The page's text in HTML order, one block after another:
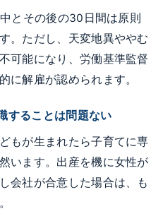
とその後の30日間は原則
。ただし、天変地異ややむ
可能になり、労働基準監督
に解雇が認められます。
することは問題ない
もが生まれたら子育てに専
います。出産を機に女性が
会社が合意した場合は、も